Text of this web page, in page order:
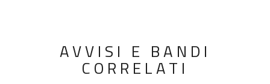
AVVISI E BANDI
CORRELATI